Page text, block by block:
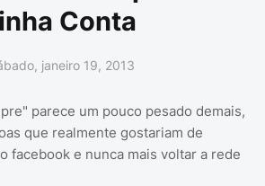
Conta
janeiro 19, 2013
parece um pouco pesado demais,
que realmente gostariam de
facebook e nunca mais voltar a rede